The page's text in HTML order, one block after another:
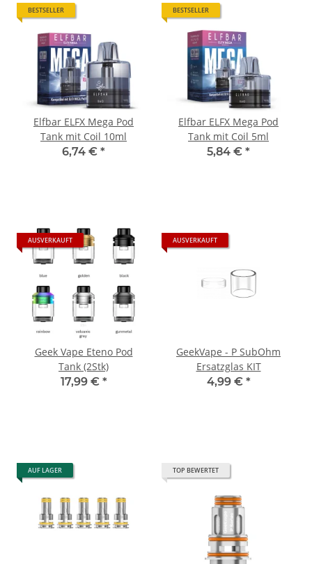
BESTSELLER
Elfbar ELFX Mega Pod
Tank mit Coil 10ml
6,74 € *
BESTSELLER
Elfbar ELFX Mega Pod
Tank mit Coil 5ml
5,84 € *
AUSVERKAUFT
Geek Vape Eteno Pod
Tank (2Stk)
17,99 € *
AUSVERKAUFT
GeekVape - P SubOhm
Ersatzglas KIT
4,99 € *
AUF LAGER TOP BEWERTET